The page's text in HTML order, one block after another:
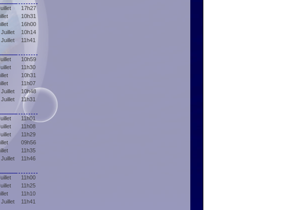
17h27
10h31
16h00
10h14
11h41
10h59
11h30
10h31
11h07
10h48
11h31
11h01
11h08
11h29
09h56
11h35
11h46
11h00
11h25
11h10
11h41